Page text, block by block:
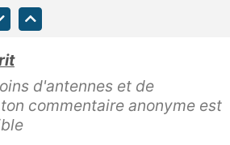
d'antennes et de
commentaire anonyme est